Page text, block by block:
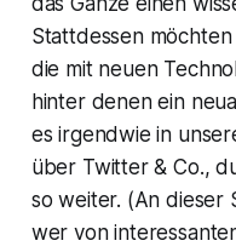
Stattdessen
die mit neuen
hinter denen ein
es irgendwie in
über Twitter & Co.,
so weiter. (An dieser
wer von